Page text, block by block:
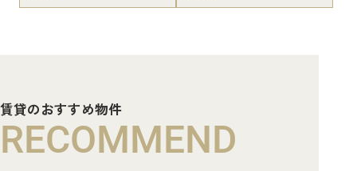
賃貸のおすすめ物件
RECOMMEND